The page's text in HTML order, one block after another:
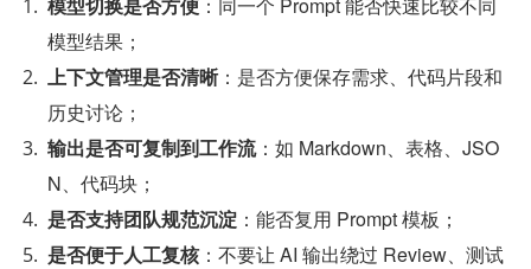
模型结果；
上下文管理是否清晰：是否方便保存需求、代码片段和
历史讨论；
输出是否可复制到工作流：如 Markdown、表格、JSO
N、代码块；
是否支持团队规范沉淀 ：能否复用 Prompt 模板；
是否便于人工复核：不要让 AI 输出绕过 Review、测试